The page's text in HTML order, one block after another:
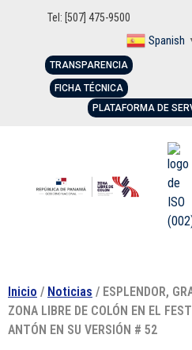
Tel: [507] 475-9500
Spanish
TRANSPARENCIA
FICHA TÉCNICA
PLATAFORMA DE
Inicio / Noticias / ESPLENDOR,
ZONA LIBRE DE COLÓN EN EL
ANTÓN EN SU VERSIÓN # 52